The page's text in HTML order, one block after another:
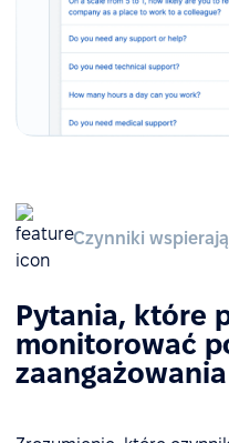
Czynniki
Pytania, które
monitorować
zaangażowania